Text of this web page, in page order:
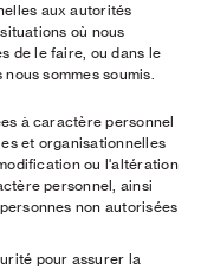
aux autorités
où nous
de le faire, ou dans le
sommes soumis.
à caractère personnel
et organisationnelles
ou l'altération
personnel, ainsi
non autorisées
pour assurer la